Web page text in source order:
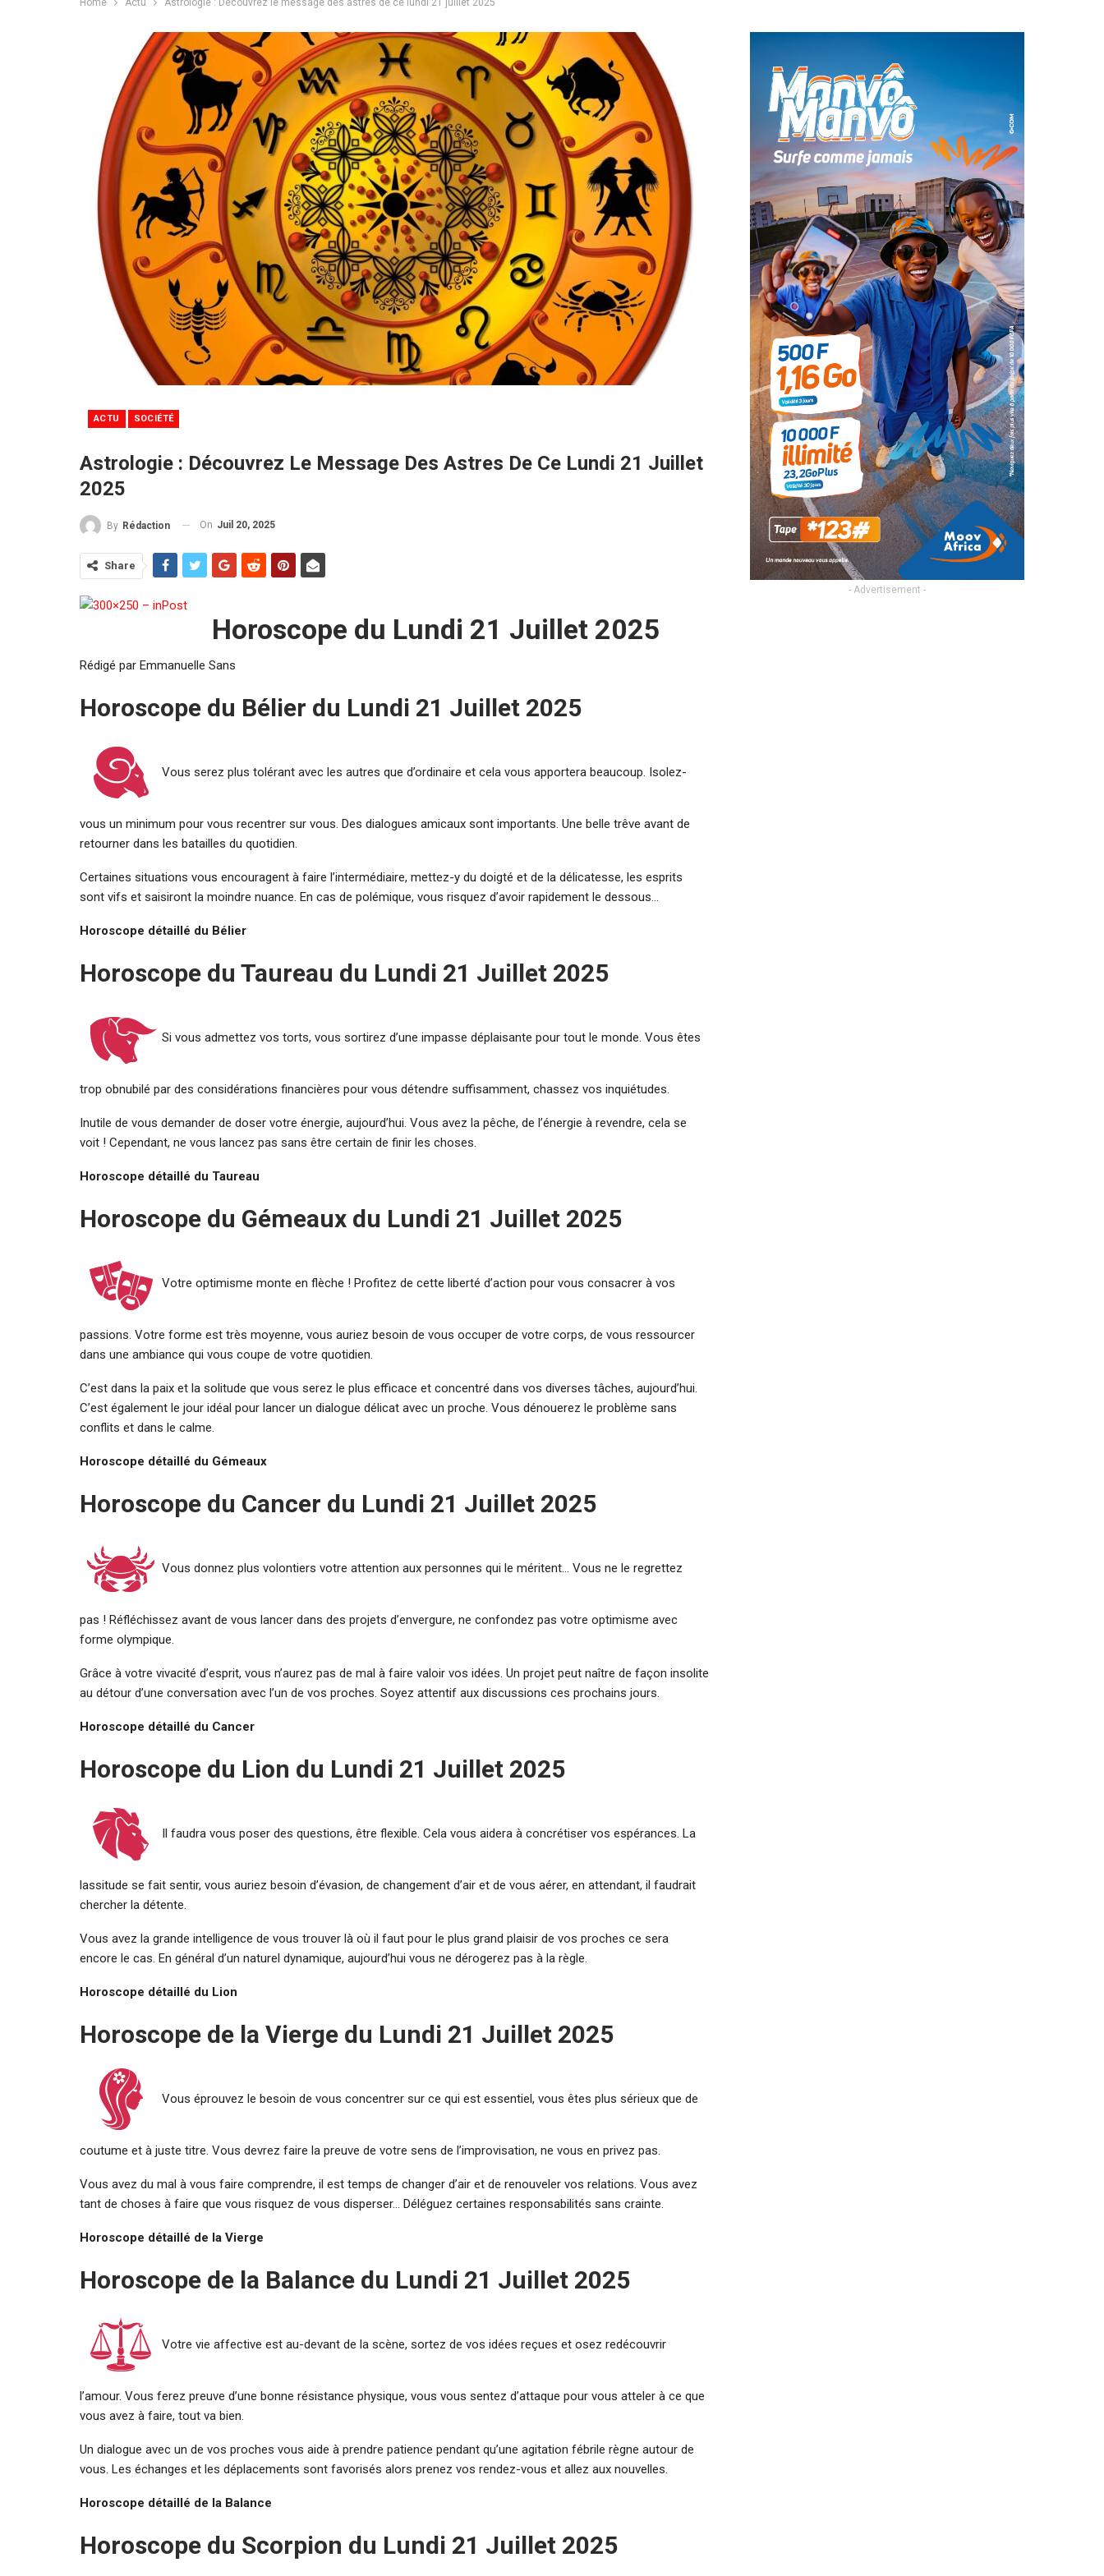
Home Actu Astrologie : Découvrez le message des astres de ce lundi 21 juillet 2025
ACTU SOCIÉTÉ
Astrologie : Découvrez Le Message Des Astres De Ce Lundi 21 Juillet
2025
By Rédaction On Juil 20, 2025
Share
Horoscope du Lundi 21 Juillet 2025
Rédigé par Emmanuelle Sans
Horoscope du Bélier du Lundi 21 Juillet 2025
Vous serez plus tolérant avec les autres que d’ordinaire et cela vous apportera beaucoup. Isolez-
vous un minimum pour vous recentrer sur vous. Des dialogues amicaux sont importants. Une belle trêve avant de
retourner dans les batailles du quotidien.
Certaines situations vous encouragent à faire l’intermédiaire, mettez-y du doigté et de la délicatesse, les esprits
sont vifs et saisiront la moindre nuance. En cas de polémique, vous risquez d’avoir rapidement le dessous…
Horoscope détaillé du Bélier
Horoscope du Taureau du Lundi 21 Juillet 2025
Si vous admettez vos torts, vous sortirez d’une impasse déplaisante pour tout le monde. Vous êtes
trop obnubilé par des considérations financières pour vous détendre suffisamment, chassez vos inquiétudes.
Inutile de vous demander de doser votre énergie, aujourd’hui. Vous avez la pêche, de l’énergie à revendre, cela se
voit ! Cependant, ne vous lancez pas sans être certain de finir les choses.
Horoscope détaillé du Taureau
Horoscope du Gémeaux du Lundi 21 Juillet 2025
Votre optimisme monte en flèche ! Profitez de cette liberté d’action pour vous consacrer à vos
passions. Votre forme est très moyenne, vous auriez besoin de vous occuper de votre corps, de vous ressourcer
dans une ambiance qui vous coupe de votre quotidien.
C’est dans la paix et la solitude que vous serez le plus efficace et concentré dans vos diverses tâches, aujourd’hui.
C’est également le jour idéal pour lancer un dialogue délicat avec un proche. Vous dénouerez le problème sans
conflits et dans le calme.
Horoscope détaillé du Gémeaux
Horoscope du Cancer du Lundi 21 Juillet 2025
Vous donnez plus volontiers votre attention aux personnes qui le méritent… Vous ne le regrettez
pas ! Réfléchissez avant de vous lancer dans des projets d’envergure, ne confondez pas votre optimisme avec
forme olympique.
Grâce à votre vivacité d’esprit, vous n’aurez pas de mal à faire valoir vos idées. Un projet peut naître de façon insolite
au détour d’une conversation avec l’un de vos proches. Soyez attentif aux discussions ces prochains jours.
Horoscope détaillé du Cancer
Horoscope du Lion du Lundi 21 Juillet 2025
Il faudra vous poser des questions, être flexible. Cela vous aidera à concrétiser vos espérances. La
lassitude se fait sentir, vous auriez besoin d’évasion, de changement d’air et de vous aérer, en attendant, il faudrait
chercher la détente.
Vous avez la grande intelligence de vous trouver là où il faut pour le plus grand plaisir de vos proches ce sera
encore le cas. En général d’un naturel dynamique, aujourd’hui vous ne dérogerez pas à la règle.
Horoscope détaillé du Lion
Horoscope de la Vierge du Lundi 21 Juillet 2025
Vous éprouvez le besoin de vous concentrer sur ce qui est essentiel, vous êtes plus sérieux que de
coutume et à juste titre. Vous devrez faire la preuve de votre sens de l’improvisation, ne vous en privez pas.
Vous avez du mal à vous faire comprendre, il est temps de changer d’air et de renouveler vos relations. Vous avez
tant de choses à faire que vous risquez de vous disperser… Déléguez certaines responsabilités sans crainte.
Horoscope détaillé de la Vierge
Horoscope de la Balance du Lundi 21 Juillet 2025
Votre vie affective est au-devant de la scène, sortez de vos idées reçues et osez redécouvrir
l’amour. Vous ferez preuve d’une bonne résistance physique, vous vous sentez d’attaque pour vous atteler à ce que
vous avez à faire, tout va bien.
Un dialogue avec un de vos proches vous aide à prendre patience pendant qu’une agitation fébrile règne autour de
vous. Les échanges et les déplacements sont favorisés alors prenez vos rendez-vous et allez aux nouvelles.
Horoscope détaillé de la Balance
Horoscope du Scorpion du Lundi 21 Juillet 2025
- Advertisement -